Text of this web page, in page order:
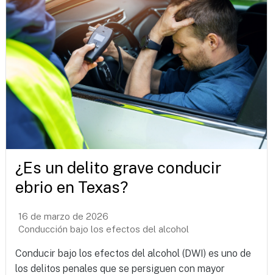
¿Es un delito grave conducir
ebrio en Texas?
16 de marzo de 2026
Conducción bajo los efectos del alcohol
Conducir bajo los efectos del alcohol (DWI) es uno de
los delitos penales que se persiguen con mayor